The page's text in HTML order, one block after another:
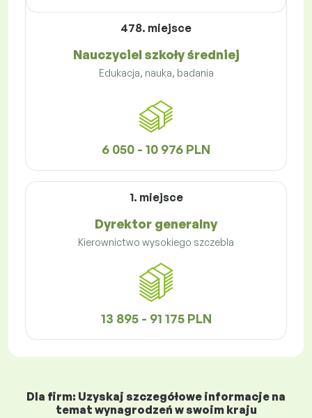
478. miejsce
Nauczyciel szkoły średniej
Edukacja, nauka, badania
6 050 - 10 976 PLN
1. miejsce
Dyrektor generalny
Kierownictwo wysokiego szczebla
13 895 - 91 175 PLN
Dla firm: Uzyskaj szczegółowe informacje na
temat wynagrodzeń w swoim kraju